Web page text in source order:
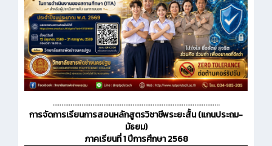
............................................................................................
การจัดการเรียนการสอนหลักสูตรวิชาชีพระยะสั้น (แกนประถม-
มัธยม)
ภาคเรียนที่ 1 ปีการศึกษา 2568